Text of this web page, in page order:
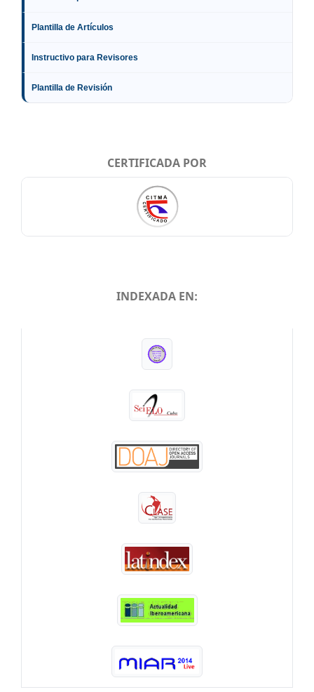
Plantilla de Artículos
Instructivo para Revisores
Plantilla de Revisión
CERTIFICADA POR
INDEXADA EN: